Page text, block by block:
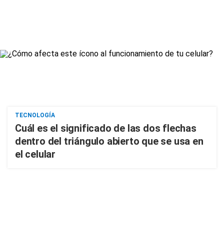
TECNOLOGÍA
Cuál es el significado de las dos flechas
dentro del triángulo abierto que se usa en
el celular